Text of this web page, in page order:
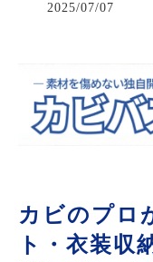
2025/07/07
カビのプロ
ト・衣装収